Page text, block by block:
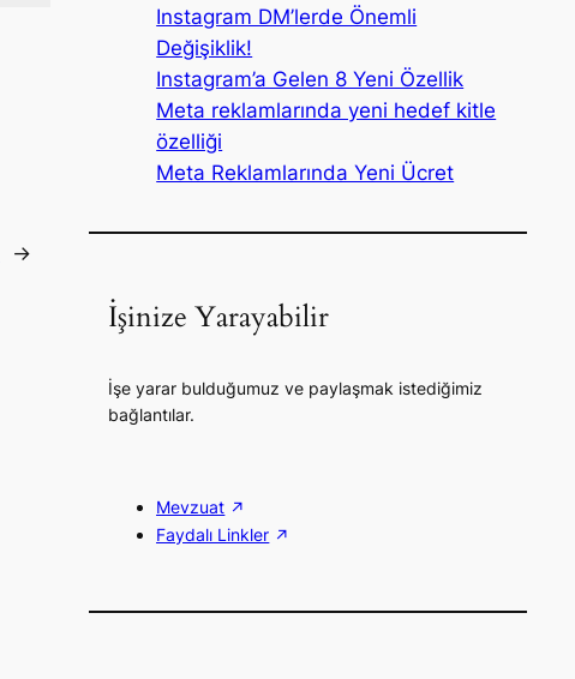
→
Instagram DM’lerde Önemli
Değişiklik!
Instagram’a Gelen 8 Yeni Özellik
Meta reklamlarında yeni hedef kitle
özelliği
Meta Reklamlarında Yeni Ücret
İşinize Yarayabilir
İşe yarar bulduğumuz ve paylaşmak istediğimiz
bağlantılar.
Mevzuat
Faydalı Linkler